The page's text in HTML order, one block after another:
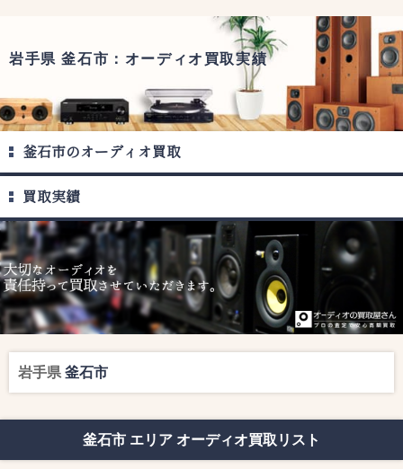
岩手県 釜石市：オーディオ買取実績
釜石市のオーディオ買取
買取実績
岩手県 釜石市
釜石市 エリア オーディオ買取リスト